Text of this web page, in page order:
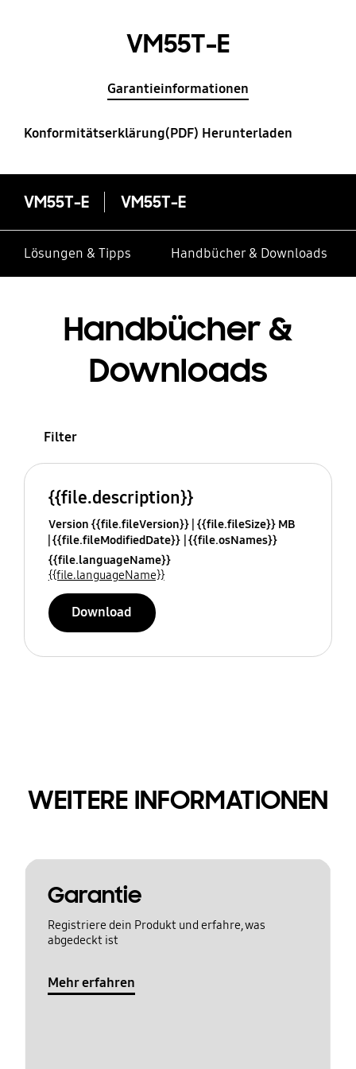
VM55T-E
Garantieinformationen
Konformitätserklärung(PDF) Herunterladen
VM55T-E VM55T-E
Lösungen & Tipps Handbücher & Downloads
Handbücher &
Downloads
Filter
{{file.description}}
Version {{file.fileVersion}} {{file.fileSize}} MB
{{file.fileModifiedDate}} {{file.osNames}}
{{file.languageName}}
{{file.languageName}}
Download
WEITERE INFORMATIONEN
Garantie
Registriere dein Produkt und erfahre, was
abgedeckt ist
Mehr erfahren